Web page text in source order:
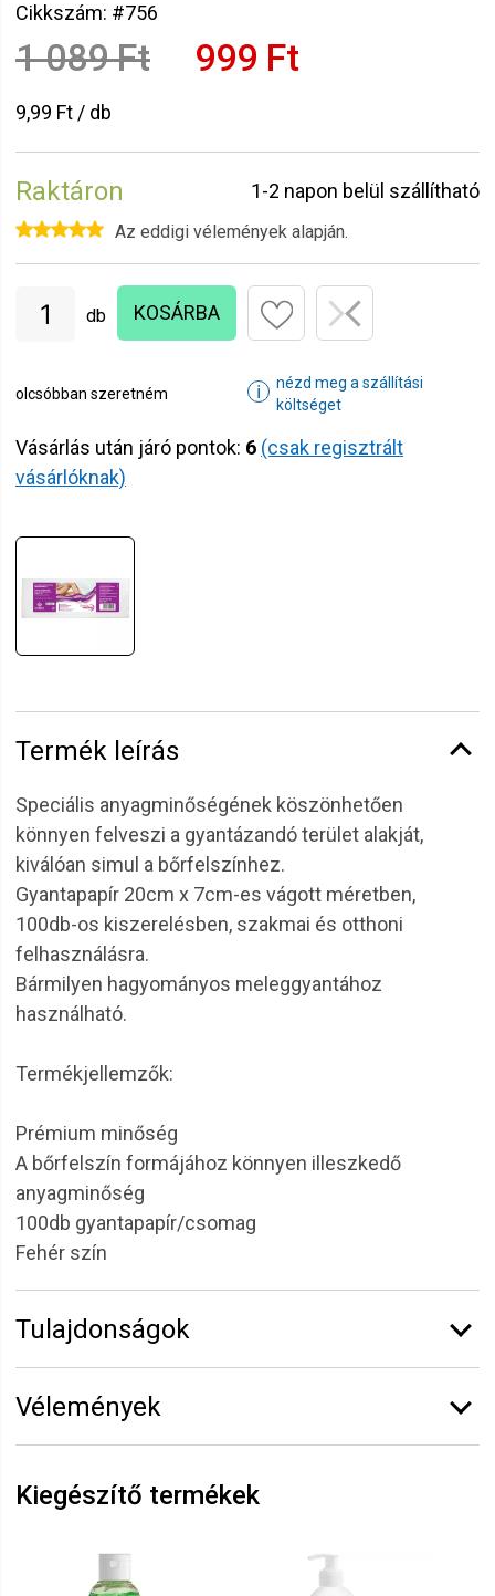
Cikkszám: #756
1 089 Ft 999 Ft
9,99 Ft / db
Raktáron 1-2 napon belül szállítható
Az eddigi vélemények alapján.
db KOSÁRBA
olcsóbban szeretném ℹ
nézd meg a szállítási
költséget
Vásárlás után járó pontok: 6 (csak regisztrált
vásárlóknak)
Termék leírás
Speciális anyagminőségének köszönhetően
könnyen felveszi a gyantázandó terület alakját,
kiválóan simul a bőrfelszínhez.
Gyantapapír 20cm x 7cm-es vágott méretben,
100db-os kiszerelésben, szakmai és otthoni
felhasználásra.
Bármilyen hagyományos meleggyantához
használható.
Termékjellemzők:
Prémium minőség
A bőrfelszín formájához könnyen illeszkedő
anyagminőség
100db gyantapapír/csomag
Fehér szín
Tulajdonságok
Vélemények
Erika
2025.12.20. 06:16
Kiegészítő termékek